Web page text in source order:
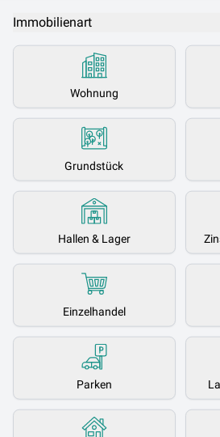
Immobilienart
Wohnung
Grundstück
Hallen & Lager
Einzelhandel
Parken